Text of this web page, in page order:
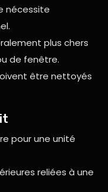
nécessite
plus chers
de fenêtre.
être nettoyés
pour une unité
reliées à une